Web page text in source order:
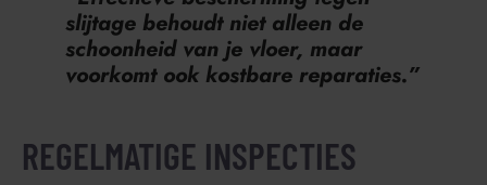
slijtage behoudt niet alleen de
schoonheid van je vloer, maar
voorkomt ook kostbare reparaties.”
REGELMATIGE INSPECTIES